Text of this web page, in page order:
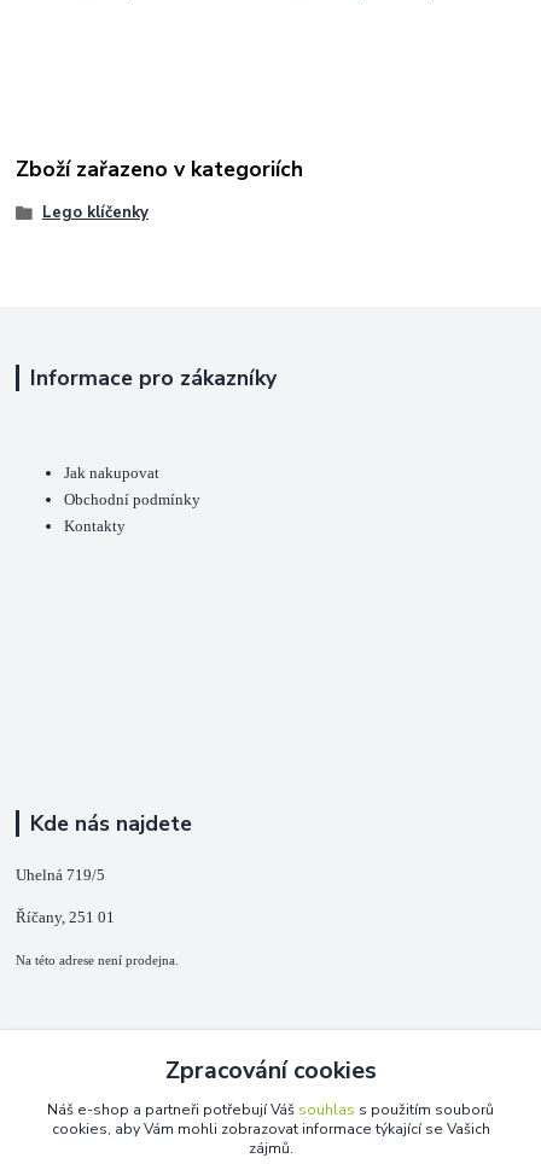
Zboží zařazeno v kategoriích
Lego klíčenky
Informace pro zákazníky
Jak nakupovat
Obchodní podmínky
Kontakty
Kde nás najdete
Uhelná 719/5
Říčany, 251 01
Na této adrese není prodejna.
+420 725 889 873
(Po-Ne, 9-18 hod.)
Zpracování cookies
Náš e-shop a partneři potřebují Váš souhlas s použitím souborů
cookies, aby Vám mohli zobrazovat informace týkající se Vašich
zájmů.